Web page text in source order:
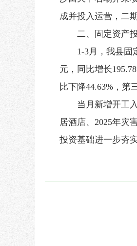
成并投入运营，二
二、固定资产投
1-3月，我县固定
元，同比增长
比下降44.63%，第
当月新增开工入
居酒店、2025年灾
投资基础进一步夯